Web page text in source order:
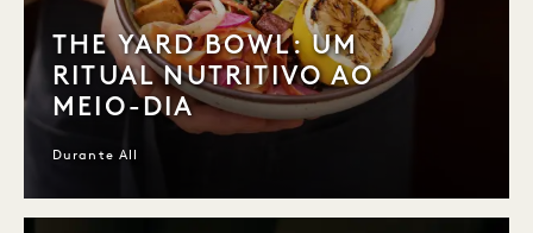
THE YARD BOWL: UM
RITUAL NUTRITIVO AO
MEIO-DIA
Durante All